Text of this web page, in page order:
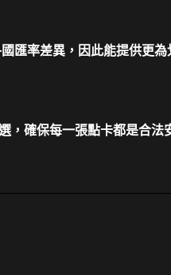
匯率差異，因此能提供更為
，確保每一張點卡都是合法